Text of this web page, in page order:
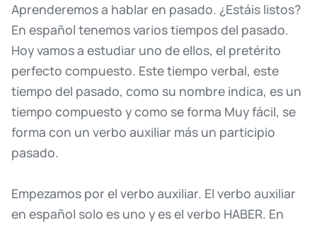
Aprenderemosa hablar en pasado. ¿Estáis listos?
En español tenemosvariostiemposdel pasado.
Hoyvamosa estudiar uno deellos, el pretérito
perfecto compuesto. Estetiempo verbal, este
tiempo del pasado, como su nombre indica, es un
tiempo compuesto ycomo seforma Muyfácil, se
forma con un verbo auxiliar más un participio
pasado.
Empezamos por el verbo auxiliar. El verbo auxiliar
en español solo es uno yesel verbo HABER. En